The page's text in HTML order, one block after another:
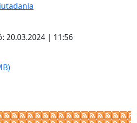
20.03.2024 | 11:56